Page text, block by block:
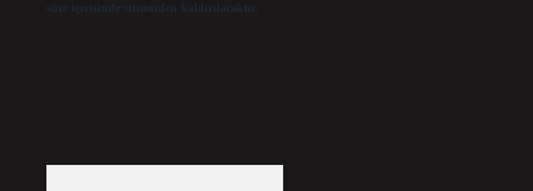
süre içerisinde sitemizden kaldırılacaktır.